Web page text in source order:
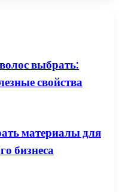
выбрать:
свойства
материалы для
бизнеса